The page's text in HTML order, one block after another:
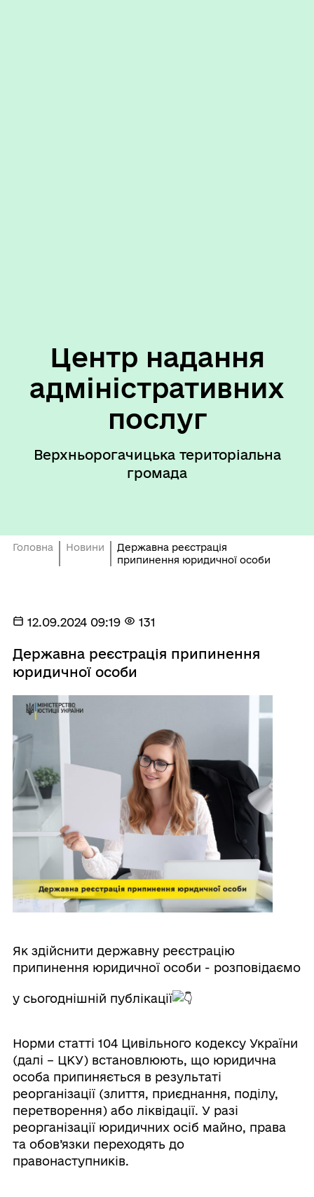
Центр надання
адміністративних
послуг
Верхньорогачицька територіальна
громада
Головна Новини
Державна реєстрація
припинення юридичної особи
12.09.2024 09:19 131
Державна реєстрація припинення
юридичної особи
Як здійснити державну реєстрацію
припинення юридичної особи - розповідаємо
у сьогоднішній публікації
Норми статті 104 Цивільного кодексу України
(далі – ЦКУ) встановлюють, що юридична
особа припиняється в результаті
реорганізації (злиття, приєднання, поділу,
перетворення) або ліквідації. У разі
реорганізації юридичних осіб майно, права
та обов’язки переходять до
правонаступників.